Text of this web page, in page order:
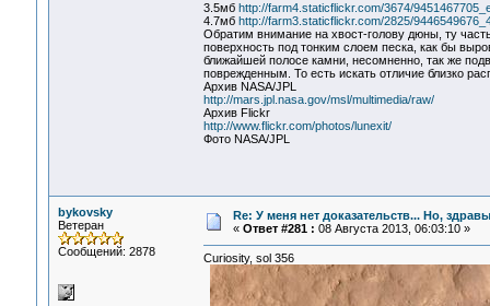
3.5мб http://farm4.staticflickr.com/3674/
4.7мб http://farm3.staticflickr.com/2825/
Обратим внимание на хвост-голову дюны, ту
поверхность под тонким слоем песка, как бы
ближайшей полосе камни, несомненно, так же
поврежденным. То есть искать отличие близко
Архив NASA/JPL
http://mars.jpl.nasa.gov/msl/multimedia/raw/
Архив Flickr
http://www.flickr.com/photos/lunexit/
Фото NASA/JPL
bykovsky
Ветеран
Сообщений: 2878
Re: У меня нет доказательств... Но,
« Ответ #281 : 08 Августа 2013, 06:03:10 »
Curiosity, sol 356